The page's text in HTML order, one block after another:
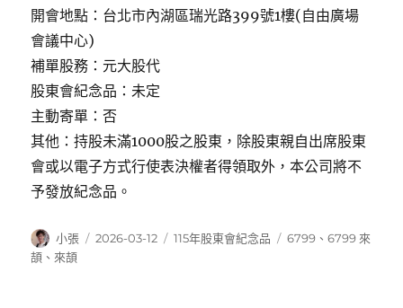
開會地點：台北市內湖區瑞光路399號1樓(自由廣場
會議中心)
補單股務：元大股代
股東會紀念品：未定
主動寄單：否
其他：持股未滿1000股之股東，除股東親自出席股東
會或以電子方式行使表決權者得領取外，本公司將不
予發放紀念品。
作
者
小張
發
2026-03-12
分
115年股東會紀念品
標
6799 、6799 來
頡 、 來頡